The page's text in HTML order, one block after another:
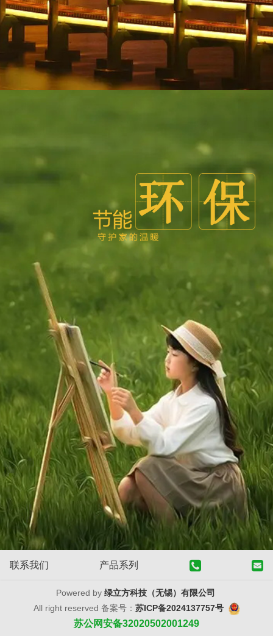
联系我们 产品系列
Powered by 绿立方科技（无锡）有限公司
All right reserved 备案号： 苏ICP备2024137757号
苏公网安备32020502001249